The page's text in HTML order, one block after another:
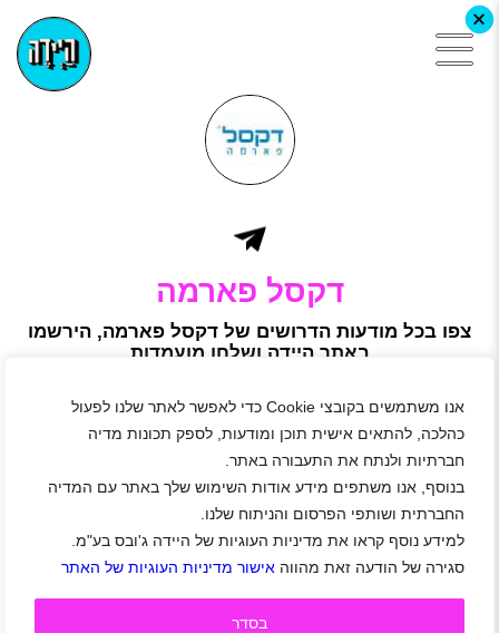
אנו משתמשים בקובצי Cookie כדי לאפשר לאתר שלנו לפעול
כהלכה, להתאים אישית תוכן ומודעות, לספק תכונות מדיה
חברתיות ולנתח את התעבורה באתר.
בנוסף, אנו משתפים מידע אודות השימוש שלך באתר עם המדיה
החברתית ושותפי הפרסום והניתוח שלנו.
למידע נוסף קראו את מדיניות העוגיות של היידה ג'ובס בע"מ.
סגירה של הודעה זאת מהווה אישור מדיניות העוגיות של האתר
בסדר
+
דקסל פארמה
צפו בכל מודעות הדרושים של דקסל פארמה, הירשמו
באתר היידה ושלחו מועמדות
חברת פארמה עולמית עם רבי מכר כמו דקסמול, אומפרדקס,
קומבודקס ועוד הרבה.
האם ידעת שדקסל היא חברת הפארמה הפרטית הגדולה בישראל
מבחינת היקף הייצור והפעילות? במפעלים שלנו בישראל ובעולם
מפתחים, בודקים, מייצרים ומשווקים תרופות שמגיעות למעל מאה
חמישים מיליון אנשים בעולם!
בארץ קיימים 3 אתרים: אור עקיבא, יוקנעם וירושלים. בנוסף
לדקסל חברות בנות בארץ ובחו"ל.
בדקסל תפגשו מנהלים שרואים אותכם ותקבלו יחס טוב ותמיכה
כשצריך